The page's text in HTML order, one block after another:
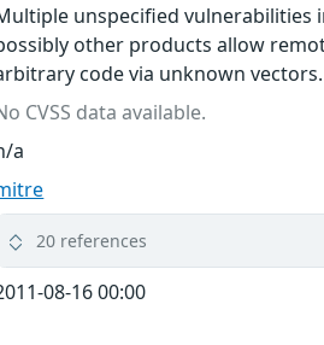
unspecified vulnerabilities
other products allow
code via unknown vectors.
CVSS data available.
a
20 references
08-16 00:00